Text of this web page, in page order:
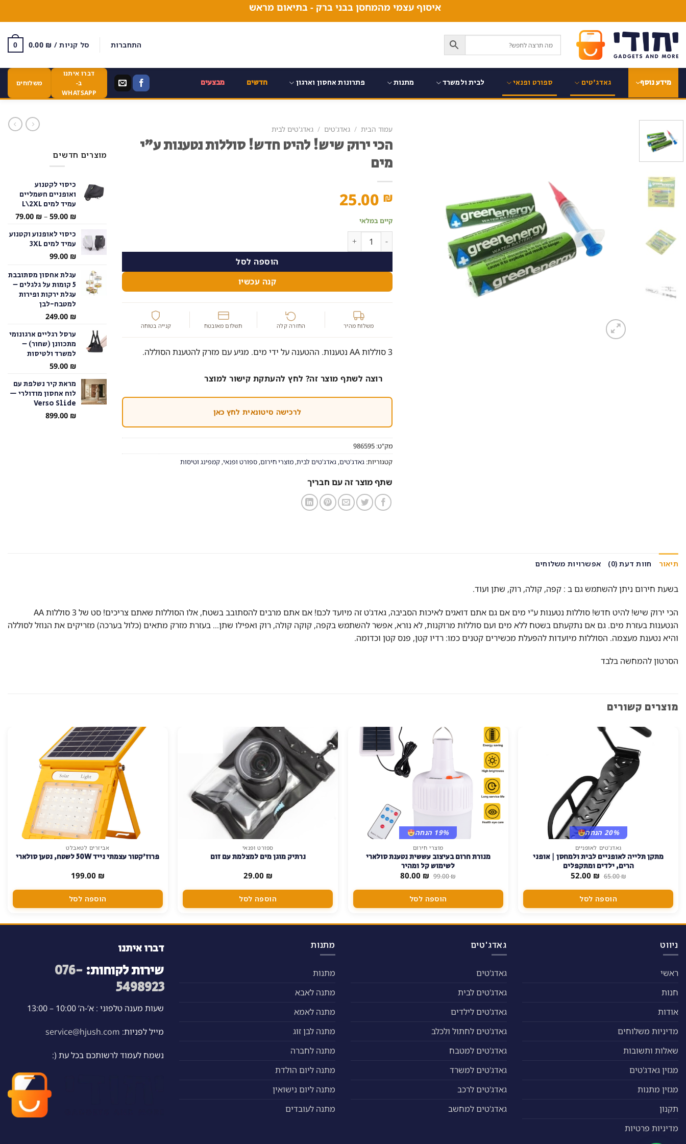
content
איסוף עצמי מהמחסן בבני ברק - בתיאום מראש
התחברות סל קניות / 0.00 ₪
0
מידע נוסף גאדג'טים ספורט ופנאי לבית ולמשרד מתנות פתרונות אחסון וארגון חדשים מבצעים
דברו איתנו
ב-
WHATSAPP
משלוחים
עמוד הבית / גאדג'טים / גאדג'טים לבית
הכי ירוק שיש! להיט חדש! סוללות נטענות ע"י
מים
25.00 ₪
קיים במלאי
כמות של הכי ירוק שיש! להיט חדש! סוללות נטענות ע"י מים
הוספה לסל
קנה עכשיו
משלוח מהיר החזרה קלה תשלום מאובטח קנייה בטוחה
3 סוללות AA נטענות. ההטענה על ידי מים. מגיע עם מזרק להטענת הסוללה.
רוצה לשתף מוצר זה? לחץ להעתקת קישור למוצר
לרכישה סיטונאית לחץ כאן
מק"ט: 986595
קטגוריות: גאדג'טים, גאדג'טים לבית, מוצרי חירום, ספורט ופנאי, קמפינג וטיסות
שתף מוצר זה עם חבריך
מוצרים חדשים
כיסוי לקטנוע
ואופניים חשמליים
עמיד למים L\2XL
59.00 ₪
–
79.00 ₪
טווח
כיסוי לאופנוע וקטנוע
עמיד למים 3XL
99.00 ₪
עגלת אחסון מסתובבת
5 קומות על גלגלים –
עגלת ירקות ופירות
למטבח-לבן
249.00 ₪
ערסל רגליים ארגונומי
מתכוונן (שחור) –
למשרד ולטיסות
59.00 ₪
מראת קיר נשלפת עם
לוח אחסון מודולרי —
Verso Slide
899.00 ₪
תיאור חוות דעת (0) אפשרויות משלוחים
בשעת חירום ניתן להשתמש גם ב : קפה, קולה, רוק, שתן ועוד.
הכי ירוק שיש! להיט חדש! סוללות נטענות ע"י מים אם גם אתם דואגים לאיכות הסביבה, גאדג'ט זה מיועד לכם! אם אתם מרבים להסתובב בשטח, אלו הסוללות שאתם צריכים! סט של 3 סוללות AA
הנטענות בעזרת מים. גם אם נתקעתם בשטח ללא מים ועם סוללות מרוקנות, לא נורא, אפשר להשתמש בקפה, קוקה קולה, רוק ואפילו שתן… בעזרת מזרק מתאים (כלול בערכה) מזריקים את הנוזל לסוללה
והיא נטענת מעצמה. הסוללות מיועדות להפעלת מכשירים קטנים כמו: רדיו קטן, פנס קטן וכדומה.
הסרטון להמחשה בלבד
מוצרים קשורים
20% הנחה
גאדג'טים לאופניים
מתקן תלייה לאופניים לבית ולמחסן | אופני
הרים, ילדים ומתקפלים
65.00₪ המחיר
היה:
65.00 ₪.
52.00 ₪ המחיר
הוא:
הוספה לסל
19% הנחה
מוצרי חירום
מנורת חרום בעיצוב עששית נטענת סולארי
לשימוש קל ומהיר
99.00₪ המחיר
היה:
99.00 ₪.
80.00 ₪ המחיר
הוא:
הוספה לסל
ספורט ופנאי
נרתיק מוגן מים למצלמת עם זום
29.00 ₪
הוספה לסל
אביזרים לטאבלט
פרוז'קטור עצמתי נייד 50W לשטח, נטען סולארי
199.00 ₪
הוספה לסל
ניווט
ראשי
חנות
אודות
מדיניות משלוחים
שאלות ותשובות
מגזין גאדג'טים
מגזין מתנות
תקנון
מדיניות פרטיות
גאדג'טים
גאדג'טים
גאדג'טים לבית
גאדג'טים לילדים
גאדג'טים לחתול ולכלב
גאדג'טים למטבח
גאדג'טים למשרד
גאדג'טים לרכב
גאדג'טים למחשב
מתנות
מתנות
מתנה לאבא
מתנה לאמא
מתנה לבן זוג
מתנה לחברה
מתנה ליום הולדת
מתנה ליום נישואין
מתנה לעובדים
דברו איתנו
שירות לקוחות: 076-
5498923
שעות מענה טלפוני : א’-ה’ 10:00 – 13:00
מייל לפניות: service@hjush.com
נשמח לעמוד לרשותכם בכל עת (: